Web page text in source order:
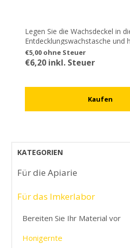
Legen Sie die Wachsdeckel in
Entdecklungswachstasche und
die Halter ihrer Honigschleuder.
Zentrifugation und ihre Deckel
trocknen und der Wand der
€5,00 ohne Steuer
€6,20 inkl. Steuer
KATEGORIEN
Für die Apiarie
Für das Imkerlabor
Bereiten Sie Ihr Material vor
Honigernte